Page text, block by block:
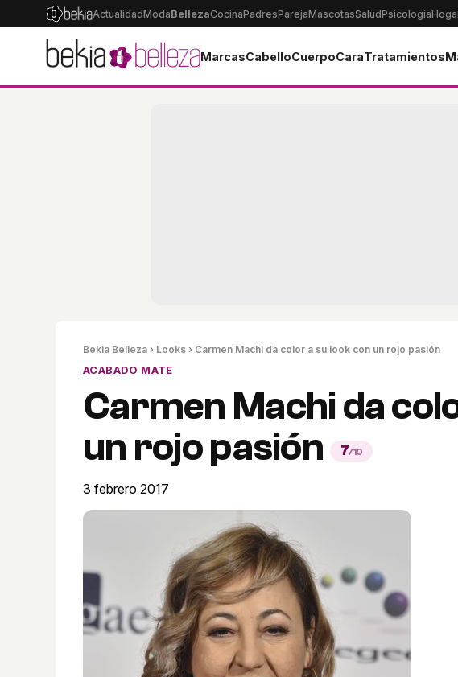
ActualidadModaBellezaCocinaPadresParejaMascotasSaludPsicología
MarcasCabelloCuerpoCaraTratamientos
Bekia Belleza › Looks › Carmen Machi da color a su look con un rojo pasión
ACABADO MATE
Carmen Machi da
un rojo pasión
7/10
3 febrero 2017